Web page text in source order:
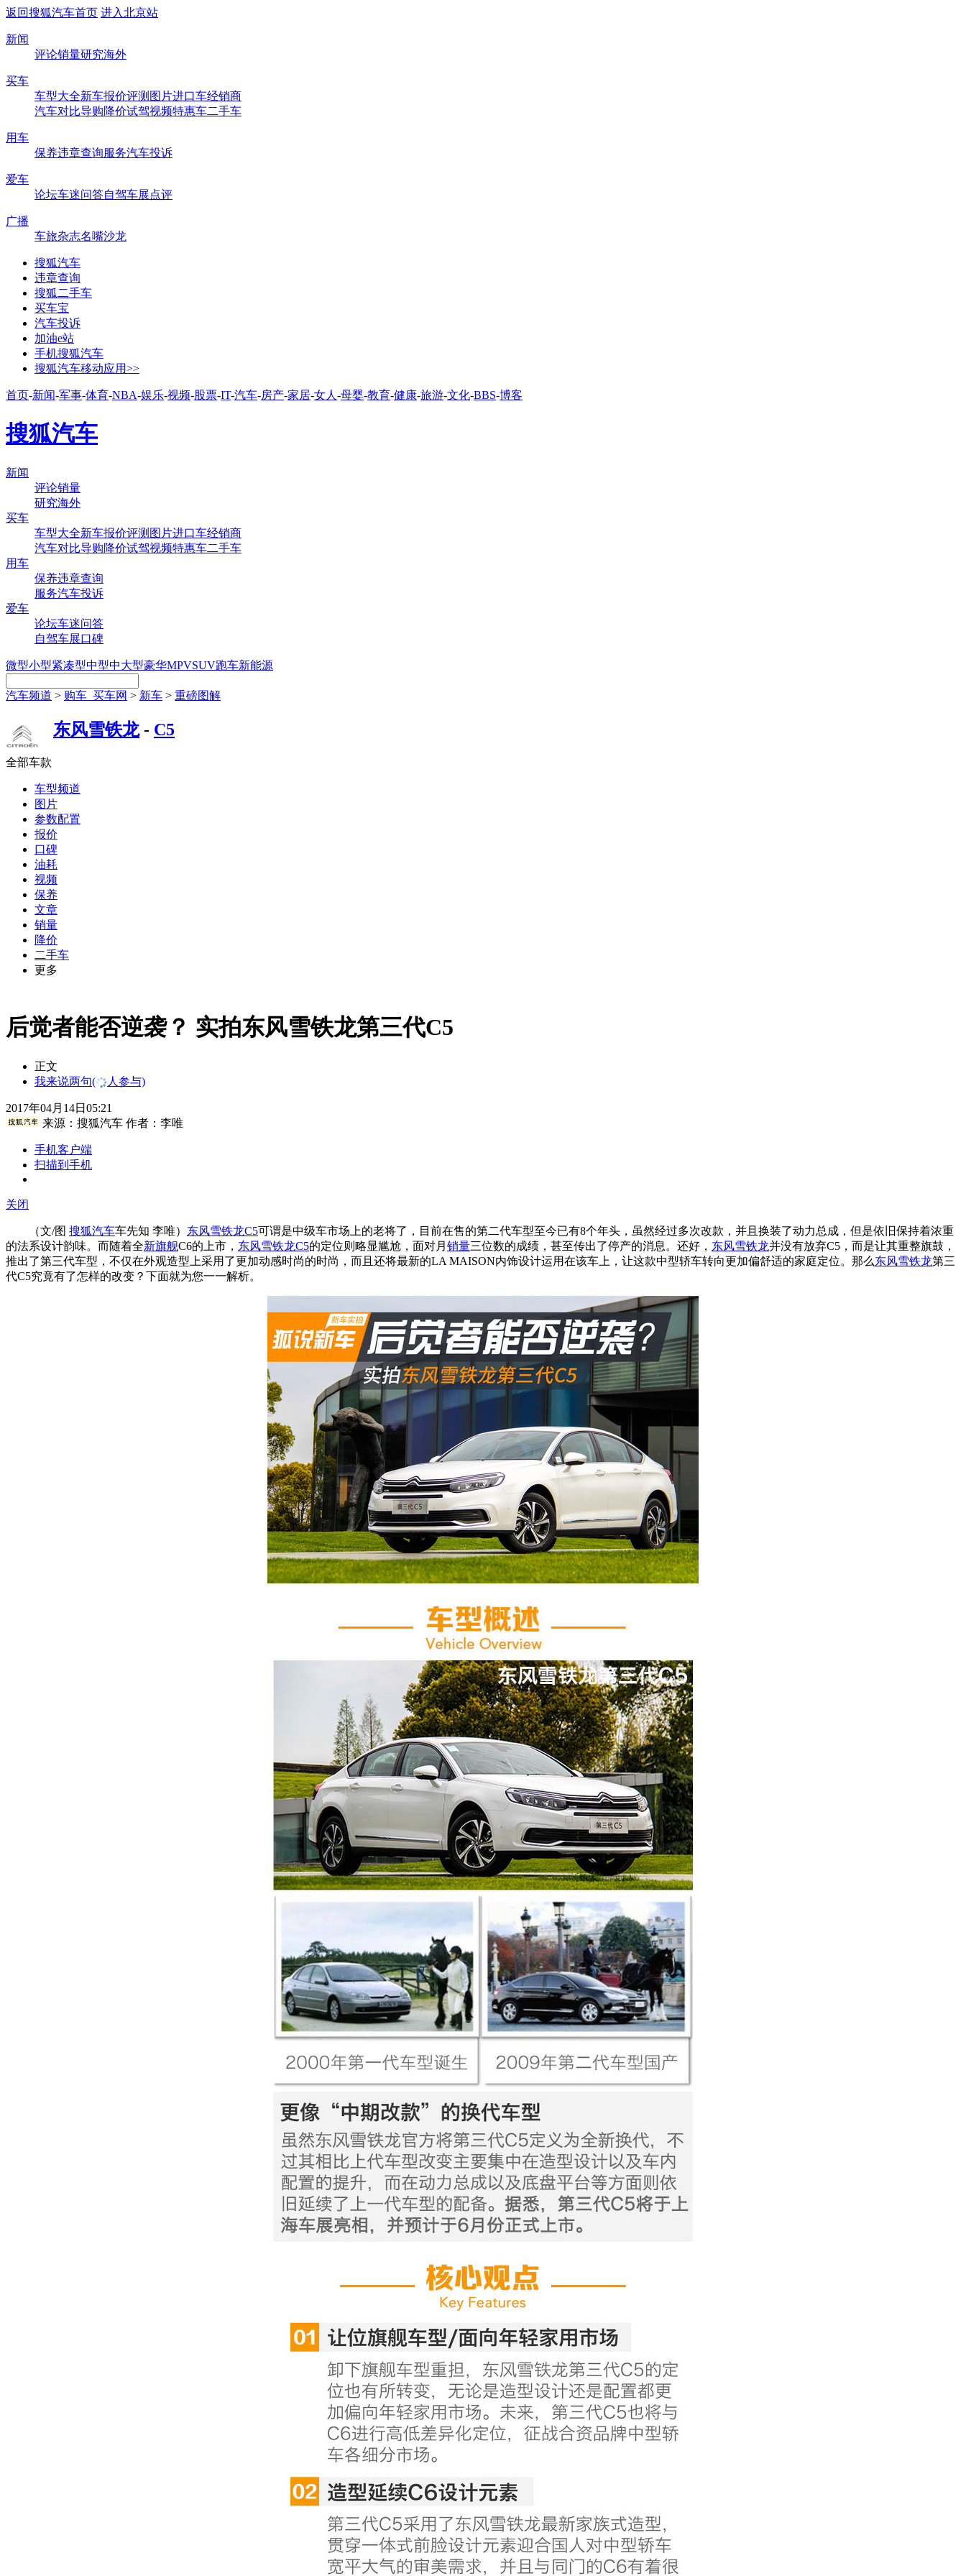
返回搜狐汽车首页 进入北京站
新闻
评论销量研究海外
买车
车型大全新车报价评测 图片进口车经销商
汽车对比导购降价试驾视频特惠车二手车
用车
保养违章查询服务汽车投诉
爱车
论坛车迷问答自驾车展点评
广播
车旅杂志名嘴沙龙
搜狐汽车
违章查询
搜狐二手车
买车宝
汽车投诉
加油e站
手机搜狐汽车
搜狐汽车移动应用>>
首页-新闻-军事-体育-NBA-娱乐-视频-股票-IT-汽车-房产-家居-女人 -母婴-教育-健康-旅游-文化-BBS-博客
搜狐汽车
新闻
评论销量
研究海外
买车
车型大全新车报价评测 图片进口车经销商
汽车对比导购降价试驾视频特惠车二手车
用车
保养违章查询
服务汽车投诉
爱车
论坛车迷问答
自驾车展口碑
微型小型紧凑型中型中大型豪华MPVSUV跑车新能源
汽车频道 > 购车_买车网 > 新车 > 重磅图解
东风雪铁龙- C5
全部车款
车型频道
图片
参数配置
报价
口碑
油耗
视频
保养
文章
销量
降价
二手车
更多
后觉者能否逆袭？ 实拍东风雪铁龙第三代C5
正文
我来说两句( 人参与)
2017年04月14日05:21
来源： 搜狐汽车作者：李唯
手机客户端
扫描到手机
关闭
（文/图 搜狐汽车车先知 李唯） 东风雪铁龙C5可谓是中级车市场上的老将了，目前在售的第二代车型至今已有8个年头，虽然经过多次改款，并且换装了动力总成，但是依旧保持着浓重
的法系设计韵味。而随着全新旗舰C6的上市， 东风雪铁龙C5的定位则略显尴尬，面对月 销量三位数的成绩，甚至传出了停产的消息。还好， 东风雪铁龙并没有放弃C5，而是让其重整旗鼓，
推出了第三代车型，不仅在外观造型上采用了更加动感时尚的时尚，而且还将最新的LA MAISON内饰设计运用在该车上，让这款中型轿车转向更加偏舒适的家庭定位。那么东风雪铁龙第三
代C5究竟有了怎样的改变？下面就为您一一解析。